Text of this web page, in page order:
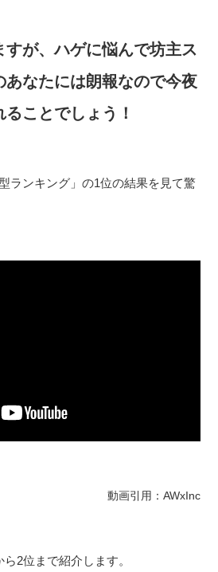
すが、ハゲに悩んで坊主ス
あなたには朗報なので今夜
ことでしょう！
ランキング」の1位の結果を見て驚
動画引用：AWxInc
2位まで紹介します。